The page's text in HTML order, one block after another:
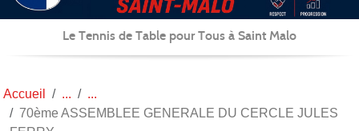
Le Tennis de Table pour Tous à Saint Malo
Accueil
70ème ASSEMBLEE GENERALE DU CERCLE JULES